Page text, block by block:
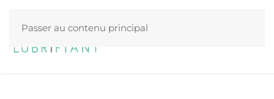
Passer au contenu principal